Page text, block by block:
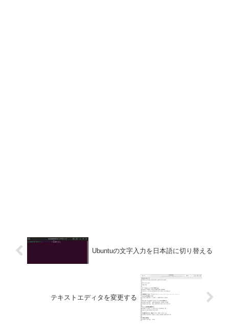
Ubuntuの文字入力を日本語に切り替える
テキストエディタを変更する